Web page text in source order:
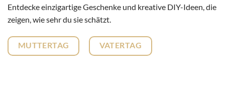
Entdecke einzigartige Geschenke und kreative DIY-Ideen, die
zeigen, wie sehr du sie schätzt.
MUTTERTAG VATERTAG